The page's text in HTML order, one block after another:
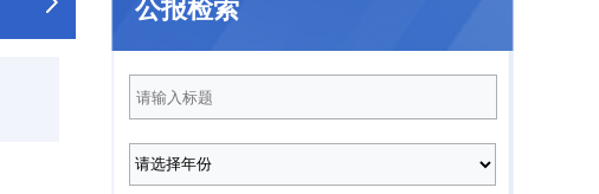
2025年第12期
（总第232期）
2025年第8期
2025年第7期
公报检索